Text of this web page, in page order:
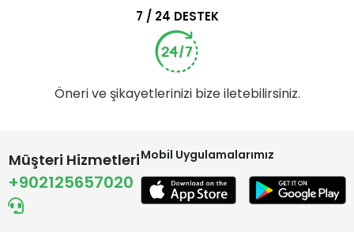
7 / 24 DESTEK
Öneri ve şikayetlerinizi bize iletebilirsiniz.
Müşteri Hizmetleri
+902125657020
Mobil Uygulamalarımız